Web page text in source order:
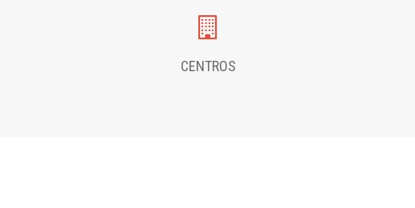
CENTROS